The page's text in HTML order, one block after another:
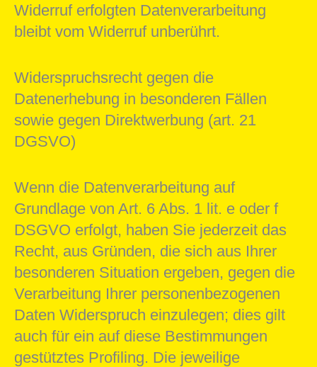
Widerruf erfolgten Datenverarbeitung
bleibt vom Widerruf unberührt.
Widerspruchsrecht gegen die
Datenerhebung in besonderen Fällen
sowie gegen Direktwerbung (art. 21
DGSVO)
Wenn die Datenverarbeitung auf
Grundlage von Art. 6 Abs. 1 lit. e oder f
DSGVO erfolgt, haben Sie jederzeit das
Recht, aus Gründen, die sich aus Ihrer
besonderen Situation ergeben, gegen die
Verarbeitung Ihrer personenbezogenen
Daten Widerspruch einzulegen; dies gilt
auch für ein auf diese Bestimmungen
gestütztes Profiling. Die jeweilige